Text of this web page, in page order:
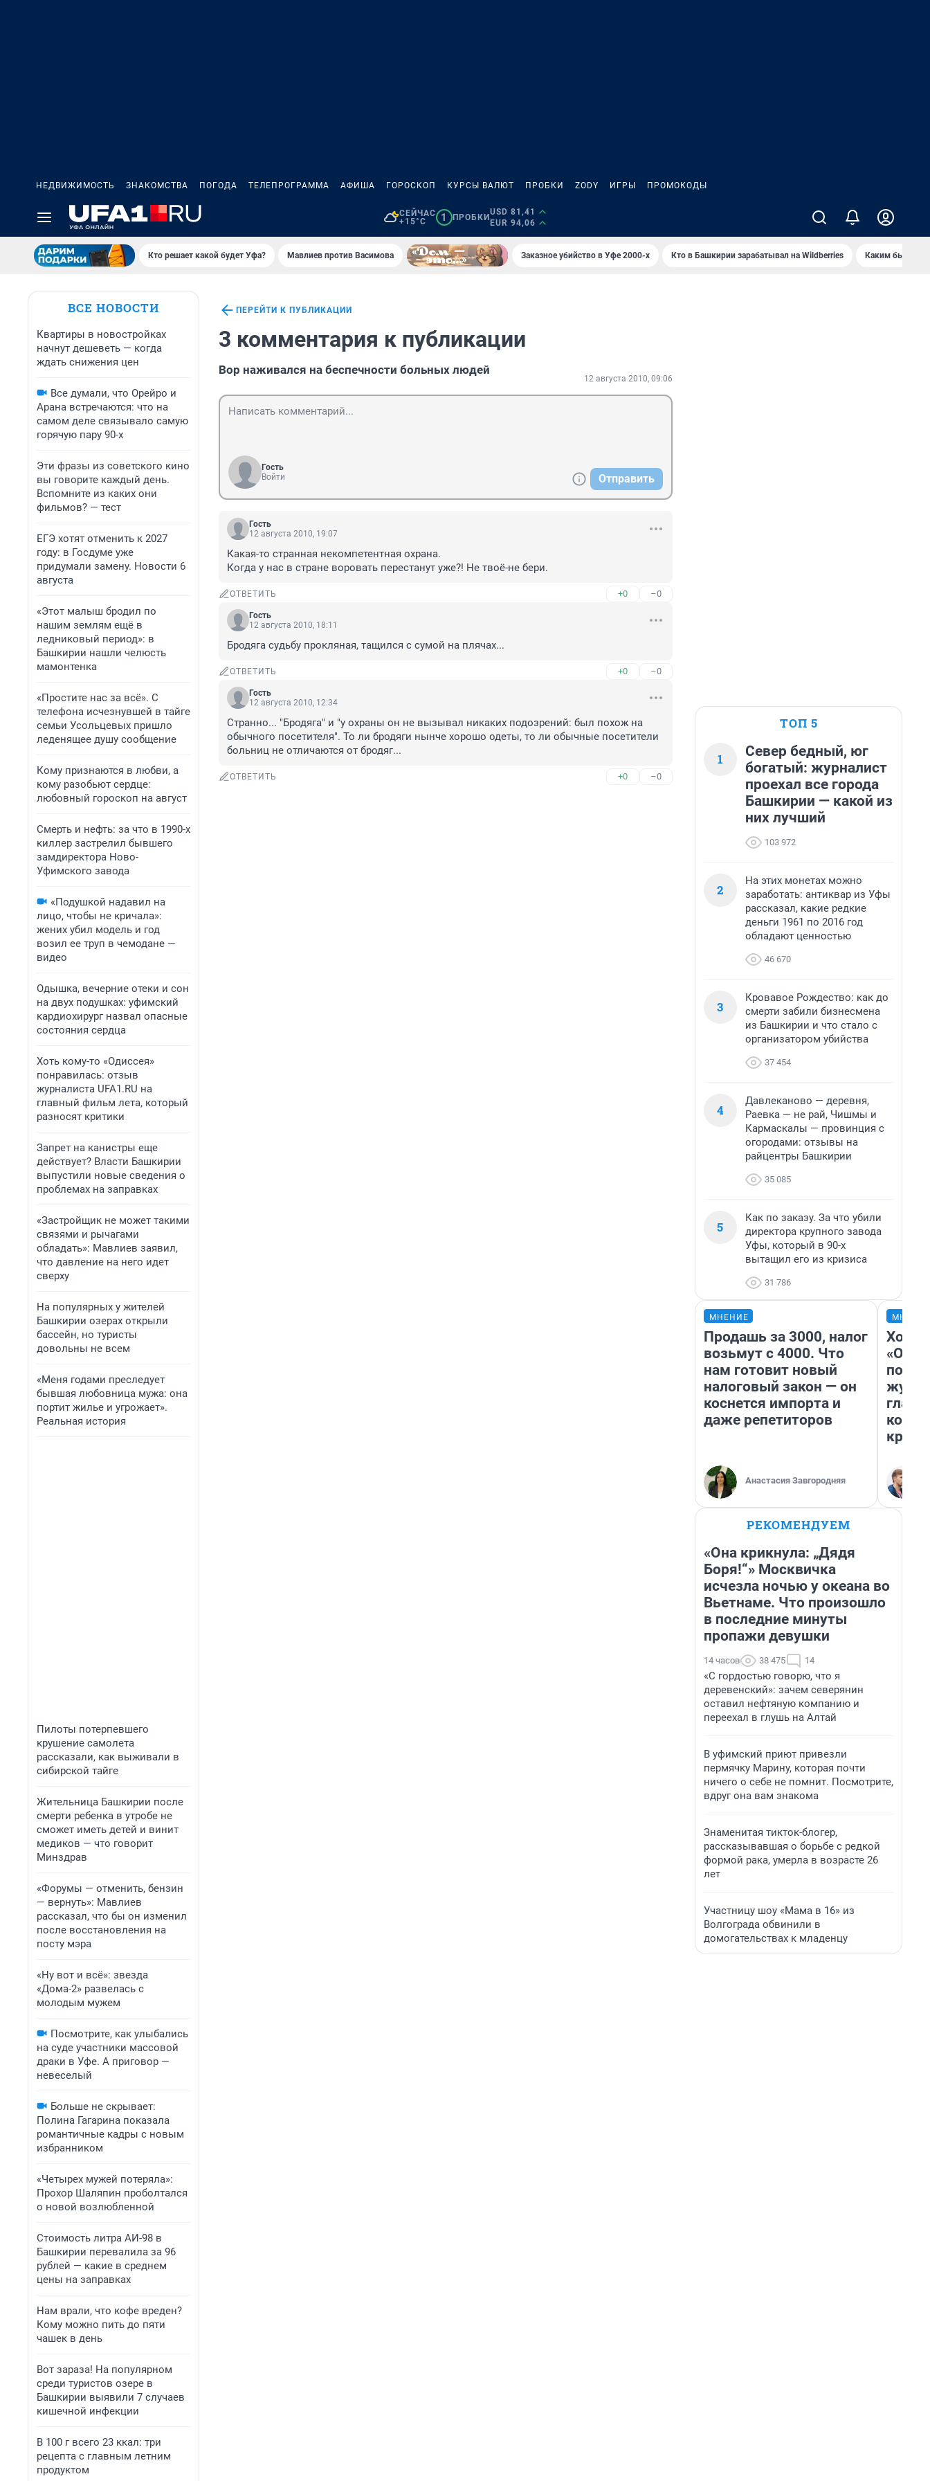
НЕДВИЖИМОСТЬ ЗНАКОМСТВА ПОГОДА ТЕЛЕПРОГРАММА АФИША ГОРОСКОП КУРСЫ ВАЛЮТ ПРОБКИ ZODY ИГРЫ ПРОМОКОДЫ
СЕЙЧАС
+15°C
1 ПРОБКИ
USD 81,41
EUR 94,06
Кто решает какой будет Уфа? Мавлиев против Васимова Заказное убийство в Уфе 2000-х Кто в Башкирии зарабатывал на Wildberries Каким было
ВСЕ НОВОСТИ
Квартиры в новостройках
начнут дешеветь — когда
ждать снижения цен
Все думали, что Орейро и
Арана встречаются: что на
самом деле связывало самую
горячую пару 90-х
Эти фразы из советского кино
вы говорите каждый день.
Вспомните из каких они
фильмов? — тест
ЕГЭ хотят отменить к 2027
году: в Госдуме уже
придумали замену. Новости 6
августа
«Этот малыш бродил по
нашим землям ещё в
ледниковый период»: в
Башкирии нашли челюсть
мамонтенка
«Простите нас за всё». С
телефона исчезнувшей в тайге
семьи Усольцевых пришло
леденящее душу сообщение
Кому признаются в любви, а
кому разобьют сердце:
любовный гороскоп на август
Смерть и нефть: за что в 1990-х
киллер застрелил бывшего
замдиректора Ново-
Уфимского завода
«Подушкой надавил на
лицо, чтобы не кричала»:
жених убил модель и год
возил ее труп в чемодане —
видео
Одышка, вечерние отеки и сон
на двух подушках: уфимский
кардиохирург назвал опасные
состояния сердца
Хоть кому-то «Одиссея»
понравилась: отзыв
журналиста UFA1.RU на
главный фильм лета, который
разносят критики
Запрет на канистры еще
действует? Власти Башкирии
выпустили новые сведения о
проблемах на заправках
«Застройщик не может такими
связями и рычагами
обладать»: Мавлиев заявил,
что давление на него идет
сверху
На популярных у жителей
Башкирии озерах открыли
бассейн, но туристы
довольны не всем
«Меня годами преследует
бывшая любовница мужа: она
портит жилье и угрожает».
Реальная история
Пилоты потерпевшего
крушение самолета
рассказали, как выживали в
сибирской тайге
Жительница Башкирии после
смерти ребенка в утробе не
сможет иметь детей и винит
медиков — что говорит
Минздрав
«Форумы — отменить, бензин
— вернуть»: Мавлиев
рассказал, что бы он изменил
после восстановления на
посту мэра
«Ну вот и всё»: звезда
«Дома-2» развелась с
молодым мужем
Посмотрите, как улыбались
на суде участники массовой
драки в Уфе. А приговор —
невеселый
Больше не скрывает:
Полина Гагарина показала
романтичные кадры с новым
избранником
«Четырех мужей потеряла»:
Прохор Шаляпин проболтался
о новой возлюбленной
Стоимость литра АИ-98 в
Башкирии перевалила за 96
рублей — какие в среднем
цены на заправках
Нам врали, что кофе вреден?
Кому можно пить до пяти
чашек в день
Вот зараза! На популярном
среди туристов озере в
Башкирии выявили 7 случаев
кишечной инфекции
В 100 г всего 23 ккал: три
рецепта с главным летним
продуктом
ПЕРЕЙТИ К ПУБЛИКАЦИИ
3 комментария к публикации
Вор наживался на беспечности больных людей
12 августа 2010, 09:06
Гость
Войти
Отправить
Гость
12 августа 2010, 19:07
Какая-то странная некомпетентная охрана.
Когда у нас в стране воровать перестанут уже?! Не твоё-не бери.
ОТВЕТИТЬ +0 –0
Гость
12 августа 2010, 18:11
Бродяга судьбу прокляная, тащился с сумой на плячах...
ОТВЕТИТЬ +0 –0
Гость
12 августа 2010, 12:34
Странно... "Бродяга" и "у охраны он не вызывал никаких подозрений: был похож на
обычного посетителя". То ли бродяги нынче хорошо одеты, то ли обычные посетители
больниц не отличаются от бродяг...
ОТВЕТИТЬ +0 –0
ТОП 5
1
Север бедный, юг
богатый: журналист
проехал все города
Башкирии — какой из
них лучший
103 972
2
На этих монетах можно
заработать: антиквар из Уфы
рассказал, какие редкие
деньги 1961 по 2016 год
обладают ценностью
46 670
3
Кровавое Рождество: как до
смерти забили бизнесмена
из Башкирии и что стало с
организатором убийства
37 454
4
Давлеканово — деревня,
Раевка — не рай, Чишмы и
Кармаскалы — провинция с
огородами: отзывы на
райцентры Башкирии
35 085
5
Как по заказу. За что убили
директора крупного завода
Уфы, который в 90-х
вытащил его из кризиса
31 786
МНЕНИЕ
Продашь за 3000, налог
возьмут с 4000. Что
нам готовит новый
налоговый закон — он
коснется импорта и
даже репетиторов
Анастасия Завгородняя
Хоть
РЕКОМЕНДУЕМ
«Она крикнула: „Дядя
Боря!“» Москвичка
исчезла ночью у океана во
Вьетнаме. Что произошло
в последние минуты
пропажи девушки
14 часов 38 475 14
«С гордостью говорю, что я
деревенский»: зачем северянин
оставил нефтяную компанию и
переехал в глушь на Алтай
В уфимский приют привезли
пермячку Марину, которая почти
ничего о себе не помнит. Посмотрите,
вдруг она вам знакома
Знаменитая тикток-блогер,
рассказывавшая о борьбе с редкой
формой рака, умерла в возрасте 26
лет
Участницу шоу «Мама в 16» из
Волгограда обвинили в
домогательствах к младенцу